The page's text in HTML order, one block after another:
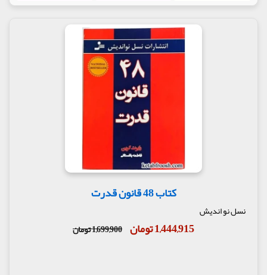
کتاب 48 قانون قدرت
نسل نو اندیش
1,444,915 تومان 1,699,900 تومان